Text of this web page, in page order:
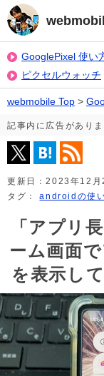
GooglePixel 使い
ピクセルウォッチ
webmobile Top >
記事内に広告がありま
更新日：2023年12月
タグ：androidの使
「アプリ
ーム画面
を表示し